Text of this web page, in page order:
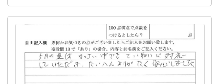
にも嫌な顔せず一生懸命して下さり頭が下がります。
・社員さんは、借りている駐車場の場所をメモしておら
れたのにはびっくりしました。（社員さんはよろしくお
伝え下さい）
今後もよろしくお願いします。